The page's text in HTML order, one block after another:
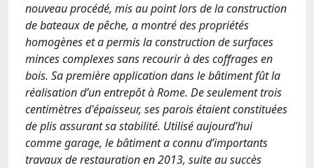
nouveau procédé, mis au point lors de la construction
de bateaux de pêche, a montré des propriétés
homogènes et a permis la construction de surfaces
minces complexes sans recourir à des coffrages en
bois. Sa première application dans le bâtiment fût la
réalisation d’un entrepôt à Rome. De seulement trois
centimètres d'épaisseur, ses parois étaient constituées
de plis assurant sa stabilité. Utilisé aujourd’hui
comme garage, le bâtiment a connu d’importants
travaux de restauration en 2013, suite au succès